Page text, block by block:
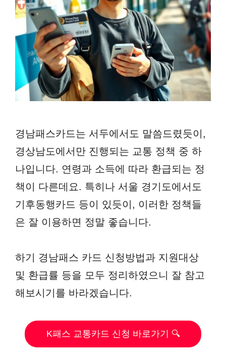
경남패스카드는 서두에서도 말씀드렸듯이,
경상남도에서만 진행되는 교통 정책 중 하
나입니다. 연령과 소득에 따라 환급되는 정
책이 다른데요. 특히나 서울 경기도에서도
기후동행카드 등이 있듯이, 이러한 정책들
은 잘 이용하면 정말 좋습니다.
하기 경남패스 카드 신청방법과 지원대상
및 환급률 등을 모두 정리하였으니 잘 참고
해보시기를 바라겠습니다.
K패스 교통카드 신청 바로가기 🔍